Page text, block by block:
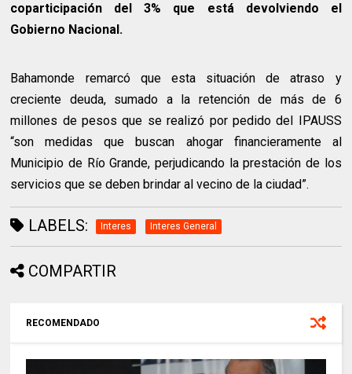
coparticipación del 3% que está devolviendo el
Gobierno Nacional.
Bahamonde remarcó que esta situación de atraso y
creciente deuda, sumado a la retención de más de 6
millones de pesos que se realizó por pedido del IPAUSS
“son medidas que buscan ahogar financieramente al
Municipio de Río Grande, perjudicando la prestación de los
servicios que se deben brindar al vecino de la ciudad”.
LABELS: Interes Interes General
COMPARTIR
RECOMENDADO